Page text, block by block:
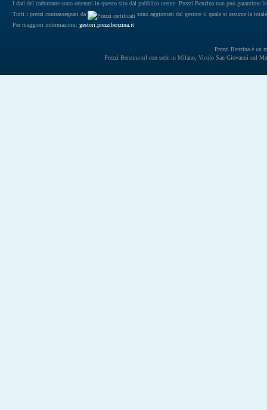
I dati del carburante sono ottenuti in questo sito dal pubblico utente. Prezzi Benzina non può garantirne
Tutti i prezzi contrassegnati da
sono aggiornati dal gestore il quale si assume la
Per maggiori informazioni: gestori.prezzibenzina.it
Prezzi Benzina è un
Prezzi Benzina srl con sede in Milano, Vicolo San Giovanni sul